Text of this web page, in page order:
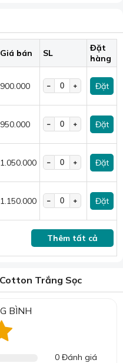
Giá bán SL
Đặt
hàng
900.000 Đặt
950.000 Đặt
1.050.000 Đặt
1.150.000 Đặt
Thêm tất cả
Trắng Sọc
BÌNH
0 Đánh giá